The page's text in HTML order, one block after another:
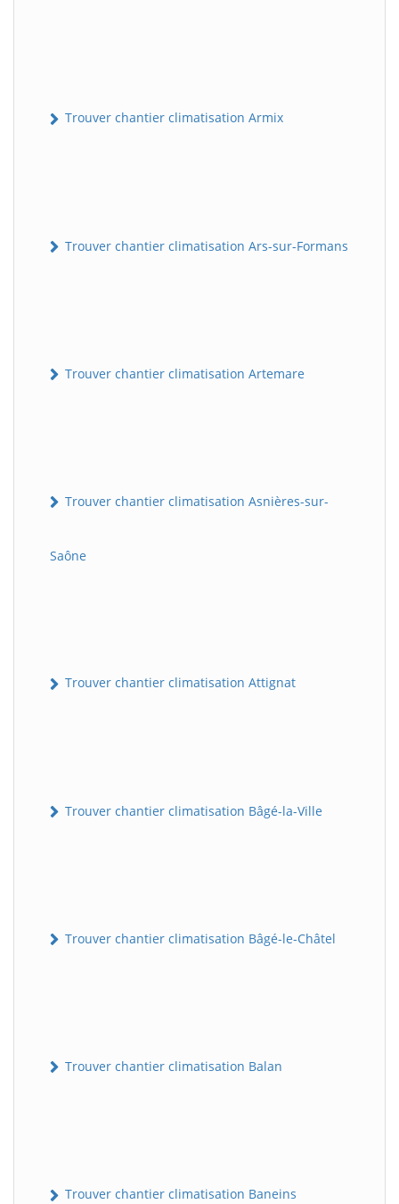
Trouver chantier climatisation Armix
Trouver chantier climatisation Ars-sur-Formans
Trouver chantier climatisation Artemare
Trouver chantier climatisation Asnières-sur-
Saône
Trouver chantier climatisation Attignat
Trouver chantier climatisation Bâgé-la-Ville
Trouver chantier climatisation Bâgé-le-Châtel
Trouver chantier climatisation Balan
Trouver chantier climatisation Baneins